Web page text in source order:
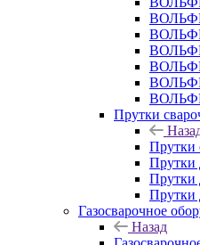
Прутки
Прутки
Прутки
Прутки
Прутки
Газосварочное
Назад